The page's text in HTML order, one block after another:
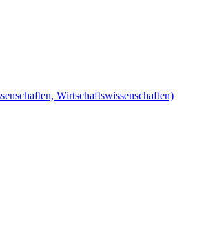
Wirtschaftswissenschaften)